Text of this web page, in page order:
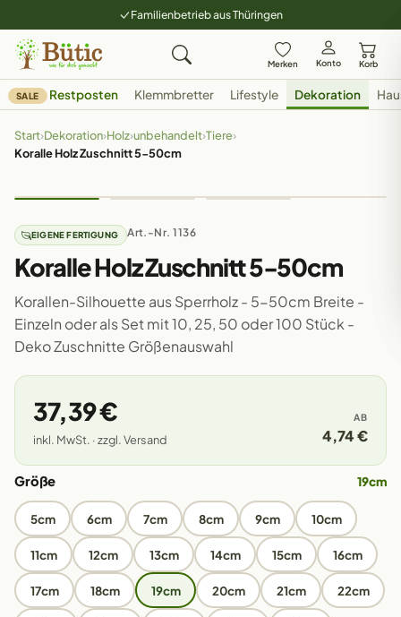
Familienbetrieb aus Thüringen
Merken Konto Korb
SALE Restposten Klemmbretter Lifestyle Dekoration
Start›Dekoration›Holz›unbehandelt›Tiere›
Koralle Holz Zuschnitt 5-50cm
EIGENE FERTIGUNG Art.-Nr. 1136
Koralle Holz Zuschnitt 5-50cm
Korallen-Silhouette aus Sperrholz - 5-50cm Breite -
Einzeln oder als Set mit 10, 25, 50 oder 100 Stück -
Deko Zuschnitte Größenauswahl
37,39 €
inkl. MwSt. · zzgl. Versand
AB
4,74 €
Größe 19cm
5cm 6cm 7cm 8cm 9cm 10cm
11cm 12cm 13cm 14cm 15cm 16cm
17cm 18cm 19cm 20cm 21cm 22cm